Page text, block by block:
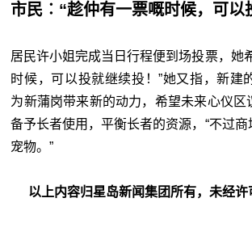
市民︰“趁仲有一票嘅时候，可以
居民许小姐完成当日行程便到场投票，她
时候，可以投就继续投！”她又指，新建
为新蒲岗带来新的动力，希望未来心仪区
备予长者使用，平衡长者的资源，“不过
宠物。”
以上内容归星岛新闻集团所有，未经许